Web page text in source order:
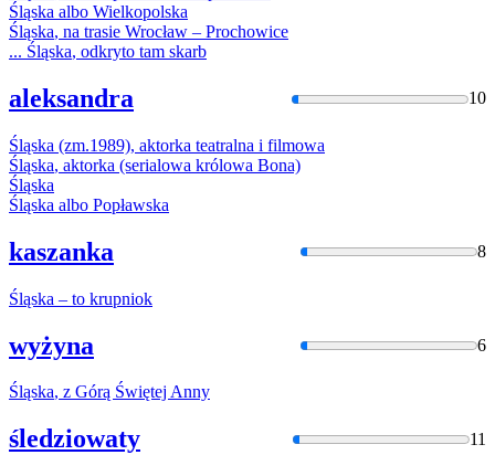
Śląska albo Wielkopolska
Śląska, na trasie Wrocław – Prochowice
... Śląska, odkryto tam skarb
aleksandra 10
Śląska (zm.1989), aktorka teatralna i filmowa
Śląska, aktorka (serialowa królowa Bona)
Śląska
Śląska albo Popławska
kaszanka 8
Śląska – to krupniok
wyżyna 6
Śląska, z Górą Świętej Anny
śledziowaty 11